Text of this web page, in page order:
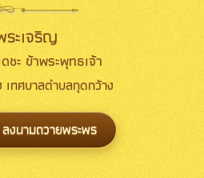
ทศบาลตำบลกุดกว้าง
ะเจริญ
ชะ ข้าพระพุทธเจ้า
ลงนามถวายพระพร